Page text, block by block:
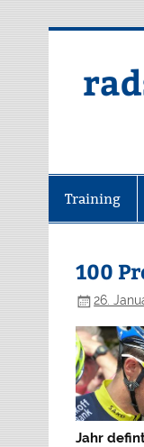
Training
100
26.
Jahr